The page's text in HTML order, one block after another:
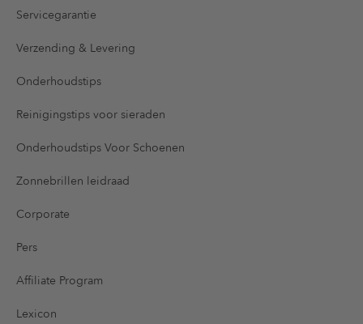
Servicegarantie
Verzending & Levering
Onderhoudstips
Reinigingstips voor sieraden
Onderhoudstips Voor Schoenen
Zonnebrillen leidraad
Corporate
Pers
Affiliate Program
Lexicon